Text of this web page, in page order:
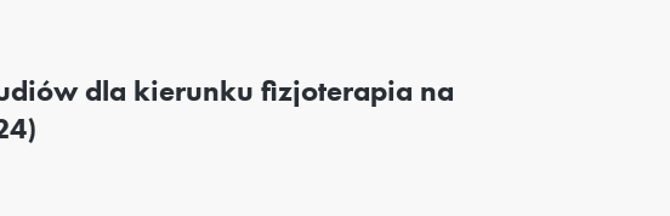
dla kierunku fizjoterapia na